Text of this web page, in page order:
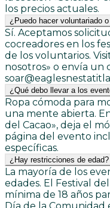
los precios actuales.
¿Puedo hacer voluntariado
Sí. Aceptamos
cocreadores en los
de los voluntarios.
nosotros» o envía un
¿Qué debo llevar a los
Ropa cómoda para
una mente abierta.
del Cacao», deja el
página del evento
específicas.
¿Hay restricciones de edad?
La mayoría de los
edades. El Festival
mínima de 18 años